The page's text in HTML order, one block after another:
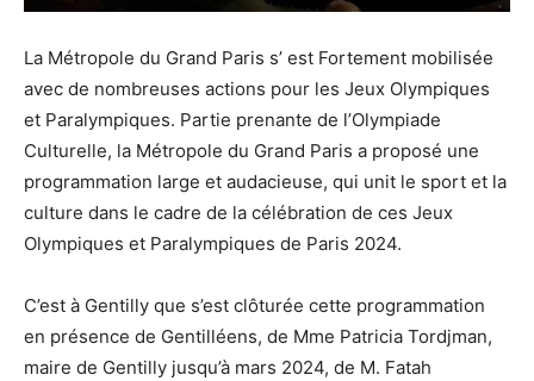
La Métropole du Grand Paris s’ est Fortement mobilisée
avec de nombreuses actions pour les Jeux Olympiques
et Paralympiques. Partie prenante de l’Olympiade
Culturelle, la Métropole du Grand Paris a proposé une
programmation large et audacieuse, qui unit le sport et la
culture dans le cadre de la célébration de ces Jeux
Olympiques et Paralympiques de Paris 2024.
C’est à Gentilly que s’est clôturée cette programmation
en présence de Gentilléens, de Mme Patricia Tordjman,
maire de Gentilly jusqu’à mars 2024, de M. Fatah